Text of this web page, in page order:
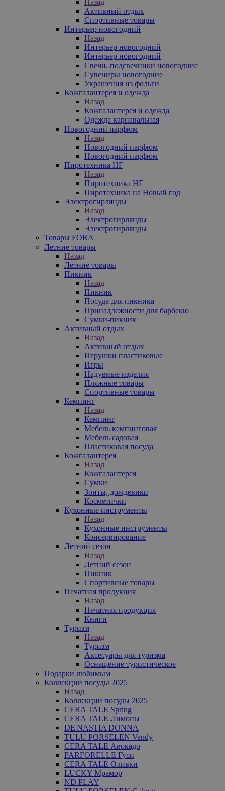
Активный отдых
Спортивные товары
Интерьер новогодний
Назад
Интерьер новогодний
Интерьер новогодний
Свечи, подсвечники новогодние
Сувениры новогодние
Украшения из фольги
Кожгалантерея и одежда
Назад
Кожгалантерея и одежда
Одежда карнавальная
Новогодний парфюм
Назад
Новогодний парфюм
Новогодний парфюм
Пиротехника НГ
Назад
Пиротехника НГ
Пиротехника на Новый год
Электрогирлянды
Назад
Электрогирлянды
Электрогирлянды
Товары FORA
Летние товары
Назад
Летние товары
Пикник
Назад
Пикник
Посуда для пикника
Принадлежности для барбекю
Сумки-пикник
Активный отдых
Назад
Активный отдых
Игрушки пластиковые
Игры
Надувные изделия
Пляжные товары
Спортивные товары
Кемпинг
Назад
Кемпинг
Мебель кемпинговая
Мебель садовая
Пластиковая посуда
Кожгалантерея
Назад
Кожгалантерея
Сумки
Зонты, дождевики
Косметички
Кухонные инструменты
Назад
Кухонные инструменты
Консервирование
Летний сезон
Назад
Летний сезон
Пикник
Спортивные товары
Печатная продукция
Назад
Печатная продукция
Книги
Туризм
Назад
Туризм
Аксесуары для туризма
Оснащение туристическое
Подарки любимым
Коллекции посуды 2025
Назад
Коллекции посуды 2025
CERA TALE Spring
CERA TALE Лимоны
DE'NASTIA DONNA
TULU PORSELEN Vendy
CERA TALE Авокадо
FARFORELLE Гуси
CERA TALE Оливки
LUCKY Мрамор
ND PLAY